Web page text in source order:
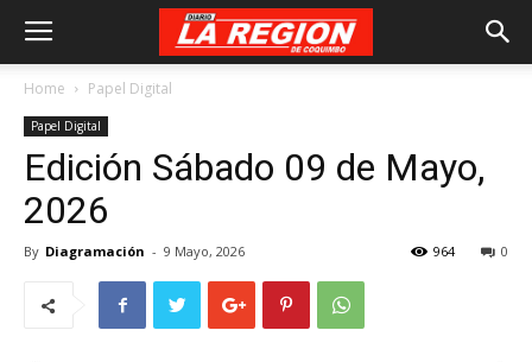
Home Papel Digital
Papel Digital
Edición Sábado 09 de Mayo,
2026
By Diagramación - 9 Mayo, 2026 0
964